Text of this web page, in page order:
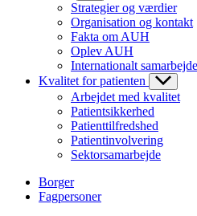
Strategier og værdier
Organisation og kontakt
Fakta om AUH
Oplev AUH
Internationalt samarbejde
Kvalitet for patienten
Arbejdet med kvalitet
Patientsikkerhed
Patienttilfredshed
Patientinvolvering
Sektorsamarbejde
Borger
Fagpersoner